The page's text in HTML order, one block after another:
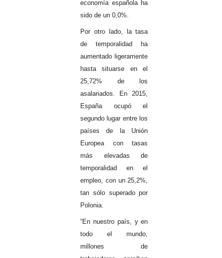
economía española ha
sido de un 0,0%.
Por otro lado, la tasa
de temporalidad ha
aumentado ligeramente
hasta situarse en el
25,72% de los
asalariados. En 2015,
España ocupó el
segundo lugar entre los
países de la Unión
Europea con tasas
más elevadas de
temporalidad en el
empleo, con un 25,2%,
tan sólo superado por
Polonia.
“En nuestro país, y en
todo el mundo,
millones de